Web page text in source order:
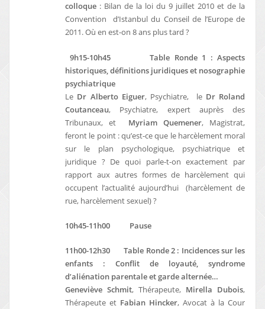
colloque : Bilan de la loi du 9 juillet 2010 et de la
Convention d’Istanbul du Conseil de l’Europe de
2011. Où en est-on 8 ans plus tard ?
9h15-10h45 Table Ronde 1 : Aspects
historiques, définitions juridiques et nosographie
psychiatrique
Le Dr Alberto Eiguer, Psychiatre, le Dr Roland
Coutanceau, Psychiatre, expert auprès des
Tribunaux, et
Myriam Quemener, Magistrat,
feront le point : qu’est-ce que le harcèlement moral
sur le plan psychologique, psychiatrique et
juridique ? De quoi parle-t-on exactement par
rapport aux autres formes de harcèlement qui
occupent l’actualité aujourd’hui (harcèlement de
rue, harcèlement sexuel) ?
10h45-11h00 Pause
11h00-12h30 Table Ronde 2 : Incidences sur les
enfants : Conflit de loyauté, syndrome
d’aliénation parentale et garde alternée…
Geneviève Schmit, Thérapeute, Mirella Dubois,
Thérapeute et Fabian Hincker, Avocat à la Cour